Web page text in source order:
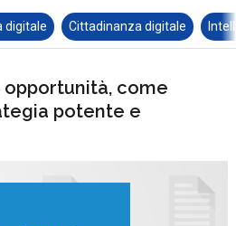
digitale Cittadinanza digitale
come
potente e